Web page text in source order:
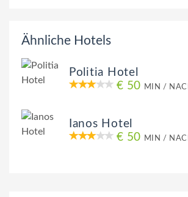
Ähnliche Hotels
Politia Hotel
€ 50 MIN /
Ianos Hotel
€ 50 MIN /